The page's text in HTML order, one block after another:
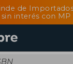
de
sin interés con MP